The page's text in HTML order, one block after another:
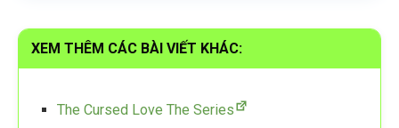
XEM THÊM CÁC BÀI VIẾT KHÁC:
The Cursed Love The Series